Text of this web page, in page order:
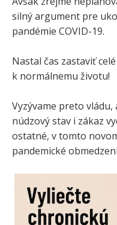
silný argument pre
pandémie COVID-19.
Nastal čas zastaviť
k normálnemu životu!
Vyzývame preto
núdzový stav i zákaz
ostatné, v tomto
pandemické